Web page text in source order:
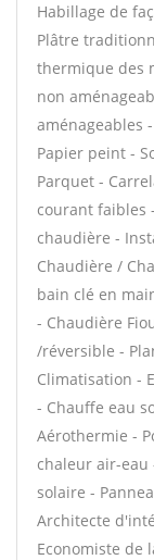
Habillage de
Plâtre
thermique des
non
aménageables
Papier peint -
Parquet -
courant faibles
chaudière -
Chaudière /
bain clé en
- Chaudière
/réversible -
Climatisation -
- Chauffe eau
Aérothermie -
chaleur air-eau
solaire -
Architecte
Economiste de